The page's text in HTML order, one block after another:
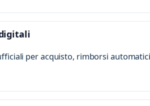
per acquisto, rimborsi